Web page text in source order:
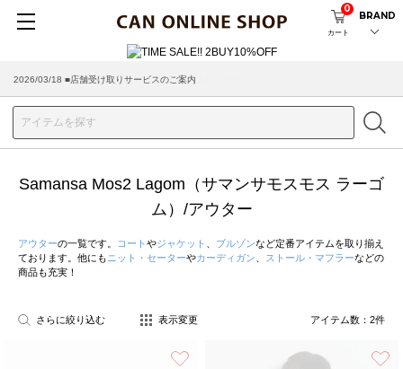
カート
0
BRAND
2026/03/18 ■店舗受け取りサービスのご案内
Samansa Mos2 Lagom（サマンサモスモス ラーゴ
ム）/アウター
アウターの一覧です。 コート やジャケット ブルゾンなど定番アイテムを取り揃え
ております。他にも ニット・セーターやカーディガン ストール・マフラーなどの
商品も充実！
さらに絞り込む 表示変更 アイテム数： 2件